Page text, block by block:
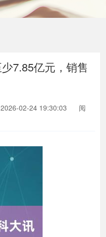
7.85亿元，销售
02-24 19:30:03
阅